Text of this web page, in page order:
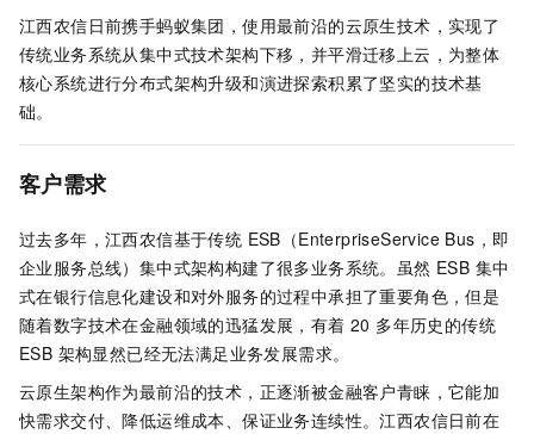
江西农信日前携手蚂蚁集团，使用最前沿的云原生技术，实现了
传统业务系统从集中式技术架构下移，并平滑迁移上云，为整体
核心系统进行分布式架构升级和演进探索积累了坚实的技术基
础。
客户需求
过去多年，江西农信基于传统 ESB（EnterpriseService Bus，即
企业服务总线）集中式架构构建了很多业务系统。虽然 ESB 集中
式在银行信息化建设和对外服务的过程中承担了重要角色，但是
随着数字技术在金融领域的迅猛发展，有着 20 多年历史的传统
ESB 架构显然已经无法满足业务发展需求。
云原生架构作为最前沿的技术，正逐渐被金融客户青睐，它能加
快需求交付、降低运维成本、保证业务连续性。江西农信日前在